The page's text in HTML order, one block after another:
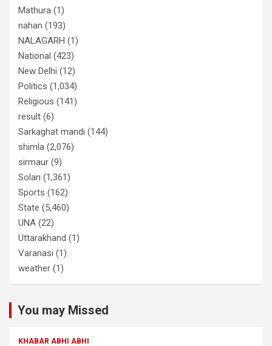
Mathura (1)
nahan (193)
NALAGARH (1)
National (423)
New Delhi (12)
Politics (1,034)
Religious (141)
result (6)
Sarkaghat mandi (144)
shimla (2,076)
sirmaur (9)
Solan (1,361)
Sports (162)
State (5,460)
UNA (22)
Uttarakhand (1)
Varanasi (1)
weather (1)
You may Missed
KHABAR ABHI ABHI